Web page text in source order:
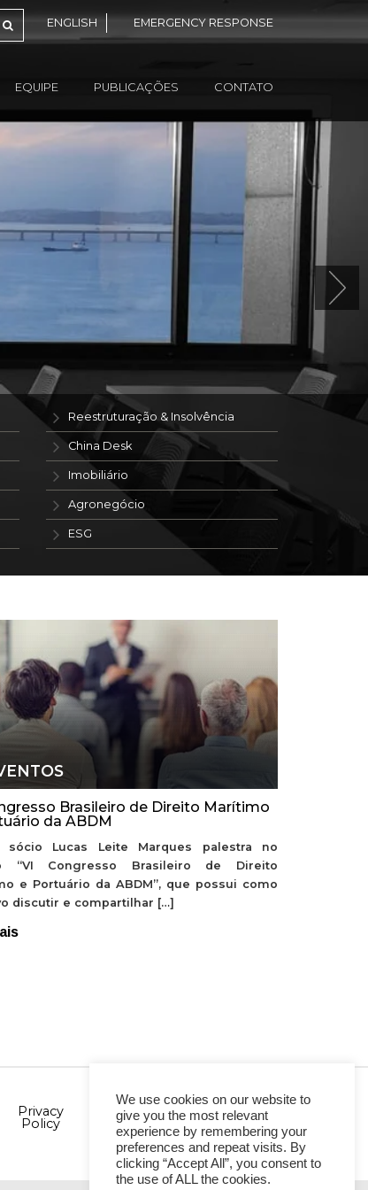
ENGLISH EMERGENCY RESPONSE
EQUIPE PUBLICAÇÕES CONTATO
Reestruturação & Insolvência
China Desk
Imobiliário
Agronegócio
ESG
Brasileiro de Direito Marítimo
da ABDM
sócio Lucas Leite Marques palestra no
“VI Congresso Brasileiro de Direito
e Portuário da ABDM”, que possui como
discutir e compartilhar […]
Privacy
Policy
We use cookies on our website to
give you the most relevant
experience by remembering your
preferences and repeat visits. By
clicking “Accept All”, you consent to
the use of ALL the cookies.